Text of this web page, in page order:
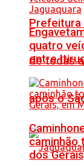
Prefeitura
de todas
após o
quatro
entre
caminhão
dos